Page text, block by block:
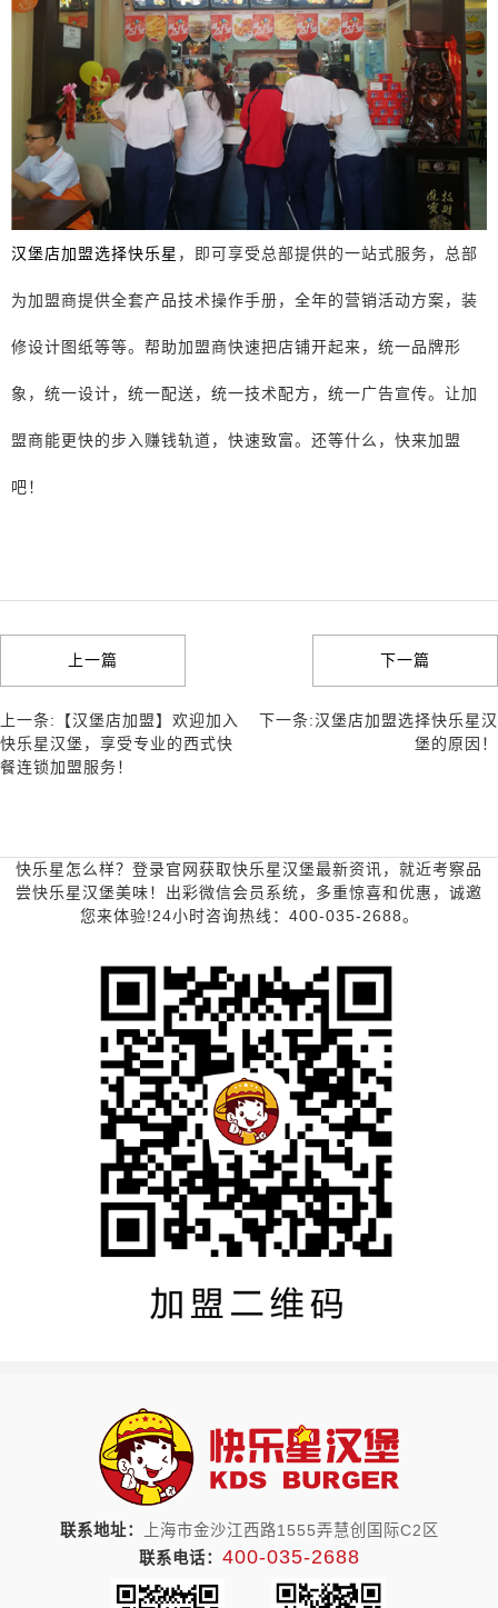
汉堡店加盟选择快乐星 ，即可享受总部提供的一站式服务，总部
为加盟商提供全套产品技术操作手册，全年的营销活动方案，装
修设计图纸等等。帮助加盟商快速把店铺开起来，统一品牌形
象，统一设计，统一配送，统一技术配方，统一广告宣传。让加
盟商能更快的步入赚钱轨道，快速致富。还等什么，快来加盟
吧！
上一篇
上一条:【汉堡店加盟】欢迎加入
快乐星汉堡，享受专业的西式快
餐连锁加盟服务！
下一篇
下一条:汉堡店加盟选择快乐星汉
堡的原因！
快乐星怎么样？登录官网获取快乐星汉堡最新资讯，就近考察品
尝快乐星汉堡美味！出彩微信会员系统，多重惊喜和优惠，诚邀
您来体验!24小时咨询热线：400-035-2688。
联系地址：
上海市金沙江西路1555弄慧创国际C2区
联系电话： 400-035-2688